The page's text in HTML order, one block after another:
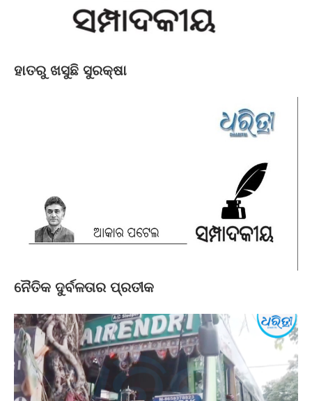
ହାତରୁ ଖସୁଛି ସୁରକ୍ଷା
ନୈତିକ ଦୁର୍ବଳତାର ପ୍ରତୀକ